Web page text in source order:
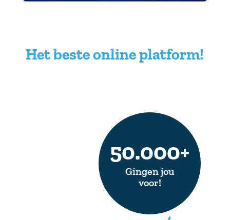
Het beste online platform!
50.000+
Gingen jou
voor!